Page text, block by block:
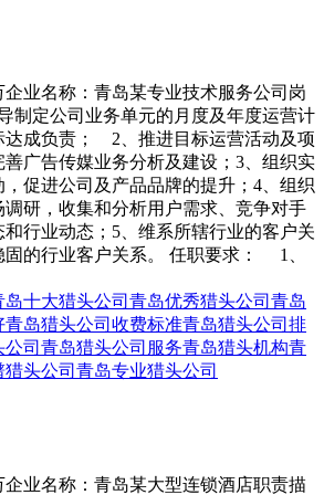
企业名称：青岛某专业技术服务公司岗
制定公司业务单元的月度及年度运营计
达成负责； 2、推进目标运营活动及项
善广告传媒业务分析及建设；3、组织实
促进公司及产品品牌的提升；4、组织
研，收集和分析用户需求、竞争对手
行业动态；5、维系所辖行业的客户关
固的行业客户关系。 任职要求： 1、
岛十大猎头公司 青岛优秀猎头公司 青岛
青岛猎头公司收费标准青岛猎头公司排
司 青岛猎头公司服务青岛猎头机构青
头公司 青岛专业猎头公司
企业名称：青岛某大型连锁酒店职责描